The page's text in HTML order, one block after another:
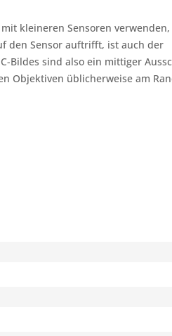
kleineren Sensoren
den Sensor auftrifft, ist auch der
Bildes sind also ein mittiger
Objektiven üblicherweise am